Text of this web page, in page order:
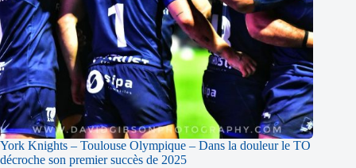
York Knights – Toulouse Olympique – Dans la douleur le TO
décroche son premier succès de 2025